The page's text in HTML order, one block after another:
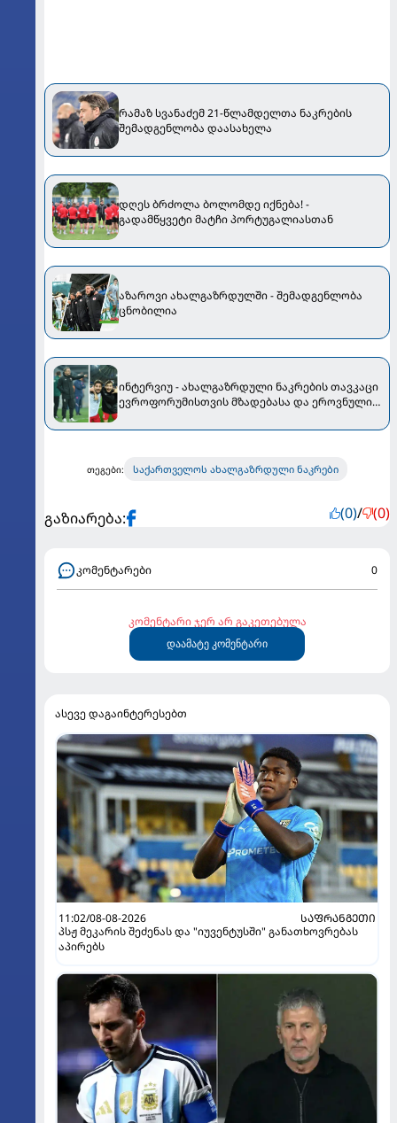
რამაზ სვანაძემ 21-წლამდელთა ნაკრების
შემადგენლობა დაასახელა
დღეს ბრძოლა ბოლომდე იქნება! -
გადამწყვეტი მატჩი პორტუგალიასთან
აზაროვი ახალგაზრდულში - შემადგენლობა
ცნობილია
ინტერვიუ - ახალგაზრდული ნაკრების თავკაცი
ევროფორუმისთვის მზადებასა და ეროვნული
თეგები: საქართველოს ახალგაზრდული ნაკრები
გაზიარება: (0)/ (0)
კომენტარები 0
კომენტარი ჯერ არ გაკეთებულა
დაამატე კომენტარი
ასევე დაგაინტერესებთ
11:02/08-08-2026
ᲡᲐᲤᲠᲐᲜᲒᲔᲗᲘ
პსჟ მეკარის შეძენას და "იუვენტუსში" განათხოვრებას
აპირებს